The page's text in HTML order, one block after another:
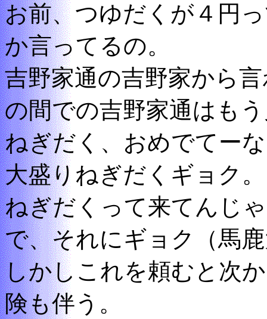
お前、つゆだくが４円
か言ってるの。
吉野家通の吉野家から
の間での吉野家通はも
ねぎだく、おめでてー
大盛りねぎだくギョク
ねぎだくって来てんじ
で、それにギョク（馬
しかしこれを頼むと次
険も伴う。